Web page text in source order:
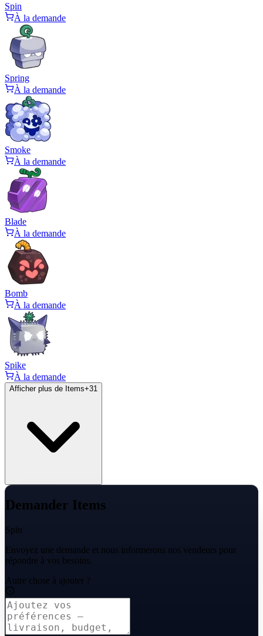
Spin
À la demande
Spring
À la demande
Smoke
À la demande
Blade
À la demande
Bomb
À la demande
Spike
À la demande
Afficher plus de Items+31
Demander Items
Spin
Envoyez une demande et nous informerons nos vendeurs pour
répondre à vos besoins.
Autre chose à ajouter ?